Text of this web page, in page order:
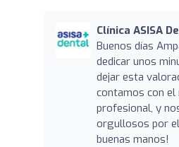
Clínica ASISA
Buenos días
dedicar unos
dejar esta
contamos con el
profesional, y
orgullosos por
buenas manos!